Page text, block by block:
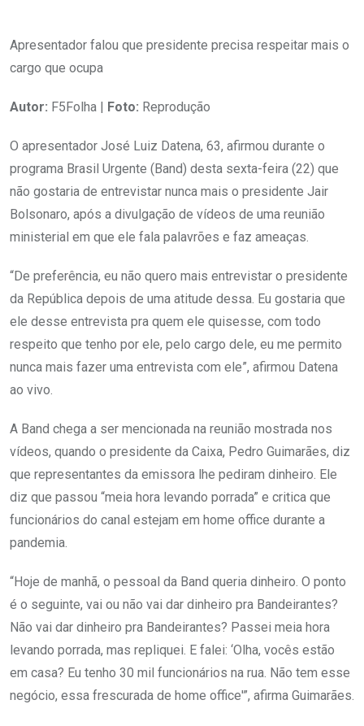
Apresentador falou que presidente precisa respeitar mais o
cargo que ocupa
Autor: F5Folha | Foto: Reprodução
O apresentador José Luiz Datena, 63, afirmou durante o
programa Brasil Urgente (Band) desta sexta-feira (22) que
não gostaria de entrevistar nunca mais o presidente Jair
Bolsonaro, após a divulgação de vídeos de uma reunião
ministerial em que ele fala palavrões e faz ameaças.
“De preferência, eu não quero mais entrevistar o presidente
da República depois de uma atitude dessa. Eu gostaria que
ele desse entrevista pra quem ele quisesse, com todo
respeito que tenho por ele, pelo cargo dele, eu me permito
nunca mais fazer uma entrevista com ele”, afirmou Datena
ao vivo.
A Band chega a ser mencionada na reunião mostrada nos
vídeos, quando o presidente da Caixa, Pedro Guimarães, diz
que representantes da emissora lhe pediram dinheiro. Ele
diz que passou “meia hora levando porrada” e critica que
funcionários do canal estejam em home office durante a
pandemia.
“Hoje de manhã, o pessoal da Band queria dinheiro. O ponto
é o seguinte, vai ou não vai dar dinheiro pra Bandeirantes?
Não vai dar dinheiro pra Bandeirantes? Passei meia hora
levando porrada, mas repliquei. E falei: ‘Olha, vocês estão
em casa? Eu tenho 30 mil funcionários na rua. Não tem esse
negócio, essa frescurada de home office'”, afirma Guimarães.